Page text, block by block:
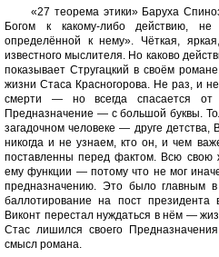
«27 теорема этики» Баруха
Богом к какому-либо действию,
определённой к нему». Чёткая,
известного мыслителя. Но каково
показывает Стругацкий в своём
жизни Стаса Красногорова. Не раз, и
смерти — но всегда спасается
Предназначение — с большой буквы.
загадочном человеке — друге
никогда и не узнаем, кто он, и чем
поставленны перед фактом. Всю свою
ему функции — потому что не мог
предназначению. Это было главным
баллотирование на пост
Виконт перестал нуждаться в нём —
Стас лишился своего
смысл романа.